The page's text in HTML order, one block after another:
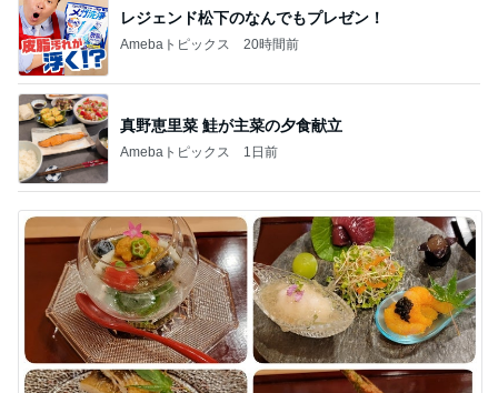
レジェンド松下のなんでもプレゼン！
Amebaトピックス 20時間前
真野恵里菜 鮭が主菜の夕食献立
Amebaトピックス 1日前